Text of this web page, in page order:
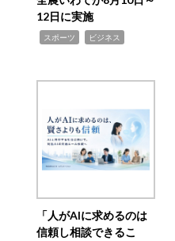
12日に実施
スポーツ ビジネス
「人がAIに求めるのは
信頼し相談できるこ